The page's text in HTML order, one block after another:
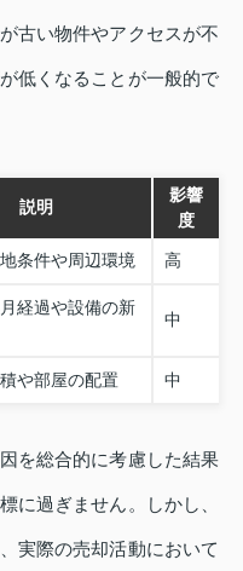
古い物件やアクセスが不
低くなることが一般的で
説明
影響
度
条件や周辺環境 高
経過や設備の新
中
や部屋の配置 中
を総合的に考慮した結果
に過ぎません。しかし、
実際の売却活動において